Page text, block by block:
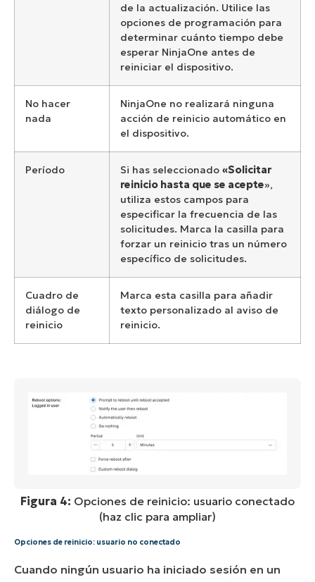
de la actualización. Utilice las
opciones de programación para
determinar cuánto tiempo debe
esperar NinjaOne antes de
reiniciar el dispositivo.
No hacer
nada
NinjaOne no realizará ninguna
acción de reinicio automático en
el dispositivo.
Período Si has seleccionado «Solicitar
reinicio hasta que se acepte»,
utiliza estos campos para
especificar la frecuencia de las
solicitudes. Marca la casilla para
forzar un reinicio tras un número
específico de solicitudes.
Cuadro de
diálogo de
reinicio
Marca esta casilla para añadir
texto personalizado al aviso de
reinicio.
Figura 4: Opciones de reinicio: usuario conectado
(haz clic para ampliar)
Opciones de reinicio: usuario no conectado
Cuando ningún usuario ha iniciado sesión en un